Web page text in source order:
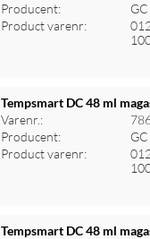
Log ind for at
Producent:
GC
Product varenr:
Log ind for at
Tempsmart DC 48 ml
Varenr.:
Producent:
GC
Product varenr:
Tempsmart DC 48 ml